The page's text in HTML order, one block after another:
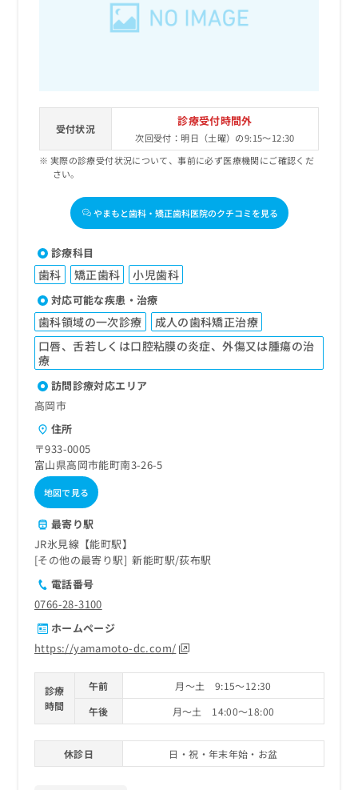
受付状況
診療受付時間外
次回受付：明日（土曜）の9:15～12:30
実際の診療受付状況について、事前に必ず医療機関にご確認くだ
さい。
やまもと歯科・矯正歯科医院のクチコミを見る
診療科目
歯科 矯正歯科 小児歯科
対応可能な疾患・治療
歯科領域の一次診療
成人の歯科矯正治療
口唇、舌若しくは口腔粘膜の炎症、外傷又は腫瘍の治
療
訪問診療対応エリア
高岡市
住所
〒933-0005
富山県高岡市能町南3-26-5
地図で見る
最寄り駅
JR氷見線【能町駅】
その他の最寄り駅
新能町駅 荻布駅
電話番号
0766-28-3100
ホームページ
https://yamamoto-dc.com/
診療
時間
午前
月～土 9:15～12:30
午後
月～土 14:00～18:00
休診日 日・祝・年末年始・お盆